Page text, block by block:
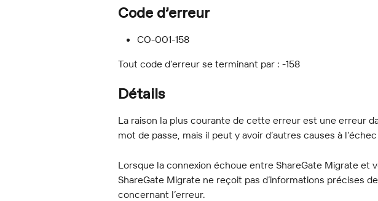
Code d’erreur
CO-001-158
Tout code d’erreur se terminant par : -158
Détails
La raison la plus courante de cette erreur est une erreur
mot de passe, mais il peut y avoir d’autres causes à
Lorsque la connexion échoue entre ShareGate Migrate et
ShareGate Migrate ne reçoit pas d’informations précises
concernant l’erreur.